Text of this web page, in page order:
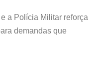
a Polícia Militar reforça
demandas que